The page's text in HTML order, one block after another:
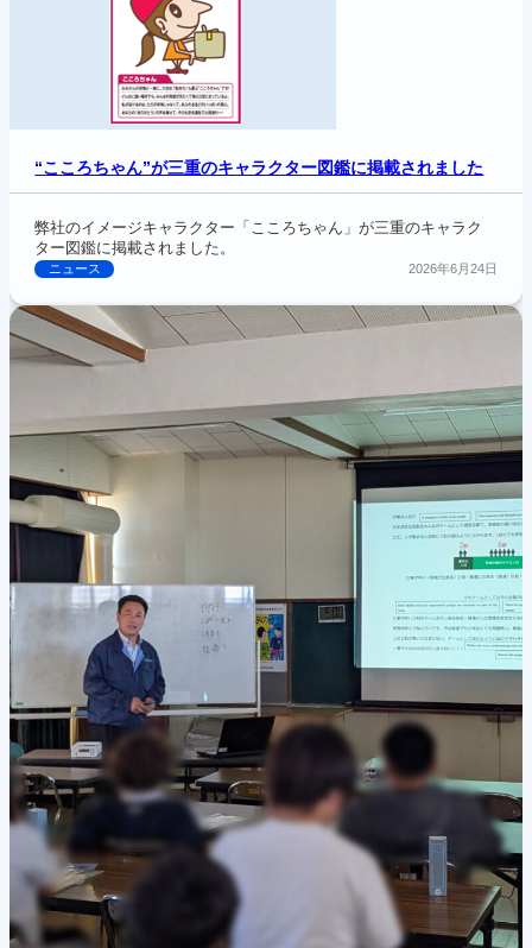
“こころちゃん”が三重のキャラクター図鑑に掲載されました
弊社のイメージキャラクター「こころちゃん」が三重のキャラク
ター図鑑に掲載されました。
ニュース 2026年6月24日